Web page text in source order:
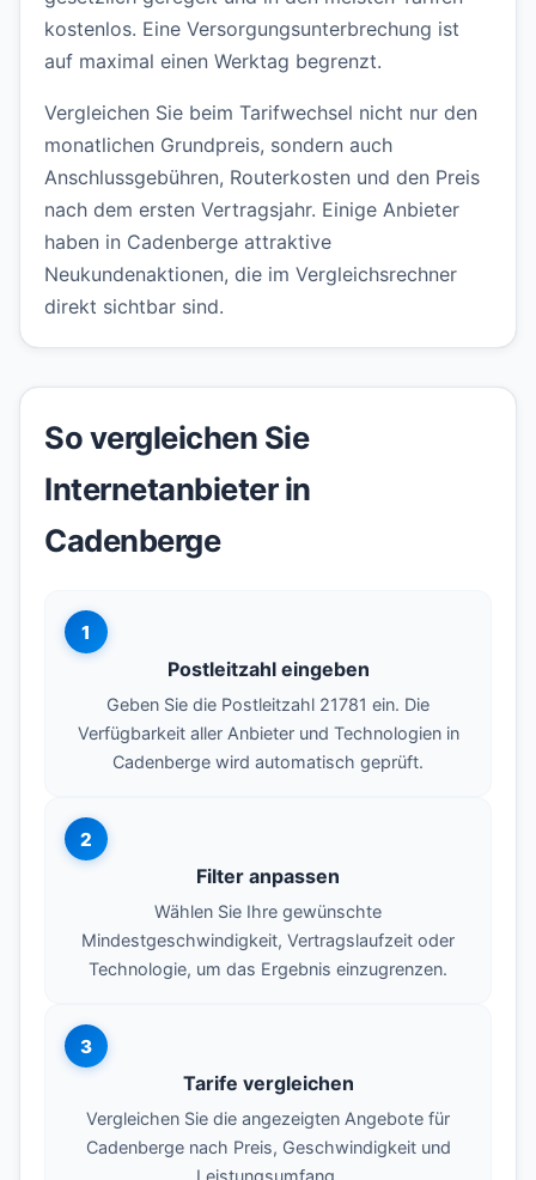
kostenlos. Eine Versorgungsunterbrechung ist
auf maximal einen Werktag begrenzt.
Vergleichen Sie beim Tarifwechsel nicht nur den
monatlichen Grundpreis, sondern auch
Anschlussgebühren, Routerkosten und den Preis
nach dem ersten Vertragsjahr. Einige Anbieter
haben in Cadenberge attraktive
Neukundenaktionen, die im Vergleichsrechner
direkt sichtbar sind.
So vergleichen Sie
Internetanbieter in
Cadenberge
1
Postleitzahl eingeben
Geben Sie die Postleitzahl 21781 ein. Die
Verfügbarkeit aller Anbieter und Technologien in
Cadenberge wird automatisch geprüft.
2
Filter anpassen
Wählen Sie Ihre gewünschte
Mindestgeschwindigkeit, Vertragslaufzeit oder
Technologie, um das Ergebnis einzugrenzen.
3
Tarife vergleichen
Vergleichen Sie die angezeigten Angebote für
Cadenberge nach Preis, Geschwindigkeit und